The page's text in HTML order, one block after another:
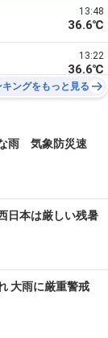
13:48
36.6℃
13:22
36.6℃
ングをもっと見る
雨 気象防災速
日本は厳しい残暑
大雨に厳重警戒